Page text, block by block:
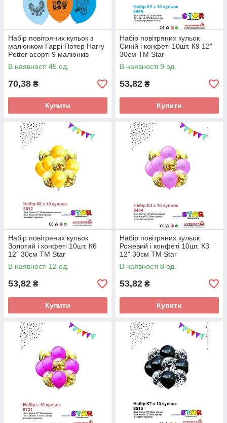
Набір повітряних кульок з
малюнком Гаррі Потер Harry
Potter асорті 9 малюнків
BelBal 12" 30см ТМ Star Elit
В наявності 45 од.
70,38 ₴
Купити
Набір повітряних кульок
Синій і конфеті 10шт. К9 12"
30см ТМ Star
В наявності 9 од.
53,82 ₴
Купити
Набір повітряних кульок
Золотий і конфеті 10шт. К6
12" 30см ТМ Star
В наявності 12 од.
53,82 ₴
Купити
Набір повітряних кульок
Рожевий і конфеті 10шт. К3
12" 30см ТМ Star
В наявності 8 од.
53,82 ₴
Купити